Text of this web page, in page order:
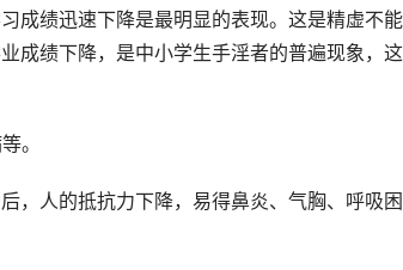
成绩迅速下降是最明显的表现。这是精虚不
成绩下降，是中小学生手淫者的普遍现象，
。
，人的抵抗力下降，易得鼻炎、气胸、呼吸困